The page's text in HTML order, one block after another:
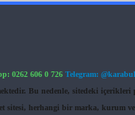
0262 606 0 726 Telegram: @karabul
Bu nedenle, sitedeki
herhangi bir marka, kurum